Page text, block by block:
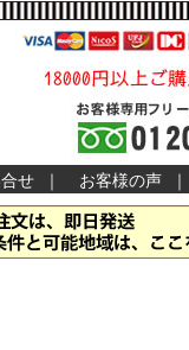
せ｜ お客様の声｜